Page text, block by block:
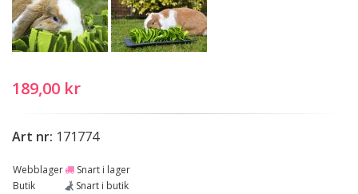
189,00 kr
Art nr: 171774
Webblager
Snart i lager
Butik
Snart i butik